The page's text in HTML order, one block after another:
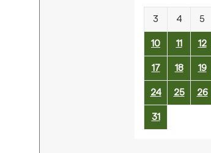
3 4 5
10 11 12
17 18 19
24 25 26
31